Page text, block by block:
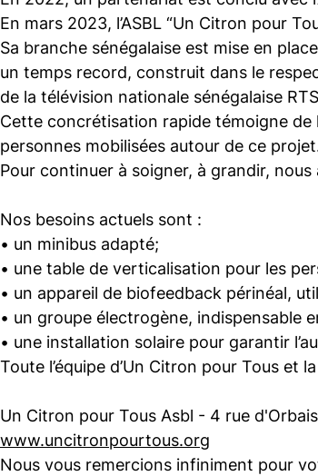
En mars 2023, l’ASBL “Un Citron pour
Sa branche sénégalaise est mise en
un temps record, construit dans le
de la télévision nationale sénégalaise
Cette concrétisation rapide témoigne de
personnes mobilisées autour de ce
Pour continuer à soigner, à grandir,
Nos besoins actuels sont :
• un minibus adapté;
• une table de verticalisation pour les
• un appareil de biofeedback périnéal,
• un groupe électrogène, indispensable
• une installation solaire pour garantir
Toute l’équipe d’Un Citron pour Tous
Un Citron pour Tous Asbl - 4 rue
www.uncitronpourtous.org
Nous vous remercions infiniment pour